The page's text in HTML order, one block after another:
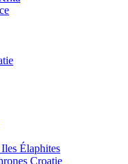
Élaphites
Croatie